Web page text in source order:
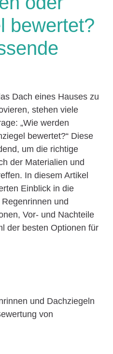
bewertet?
Dach eines Hauses zu
stehen viele
„Wie werden
bewertet?“ Diese
um die richtige
der Materialien und
In diesem Artikel
Einblick in die
und
Vor- und Nachteile
der besten Optionen für
und Dachziegeln
von